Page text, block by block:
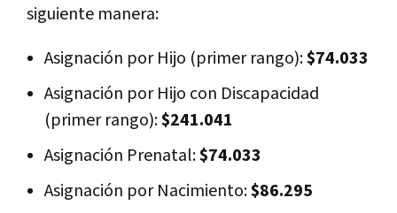
siguiente manera:
Asignación por Hijo (primer rango):$74.033
Asignación por Hijo con Discapacidad
(primer rango):$241.041
Asignación Prenatal:$74.033
Asignación por Nacimiento:$86.295